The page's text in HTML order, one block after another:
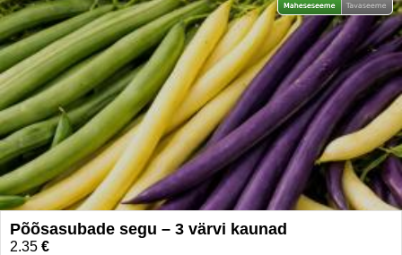
Põõsasubade segu – 3 värvi kaunad
2.35 €